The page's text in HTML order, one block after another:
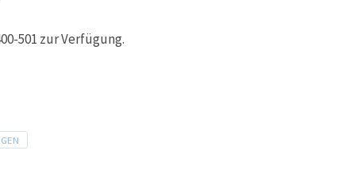
501 zur Verfügung.